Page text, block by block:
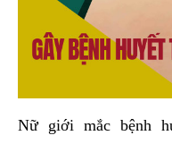
Nữ giới mắc bệnh